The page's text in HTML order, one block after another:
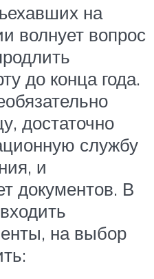
на
волнует вопрос
до конца года.
достаточно
службу
и
документов. В
на выбор